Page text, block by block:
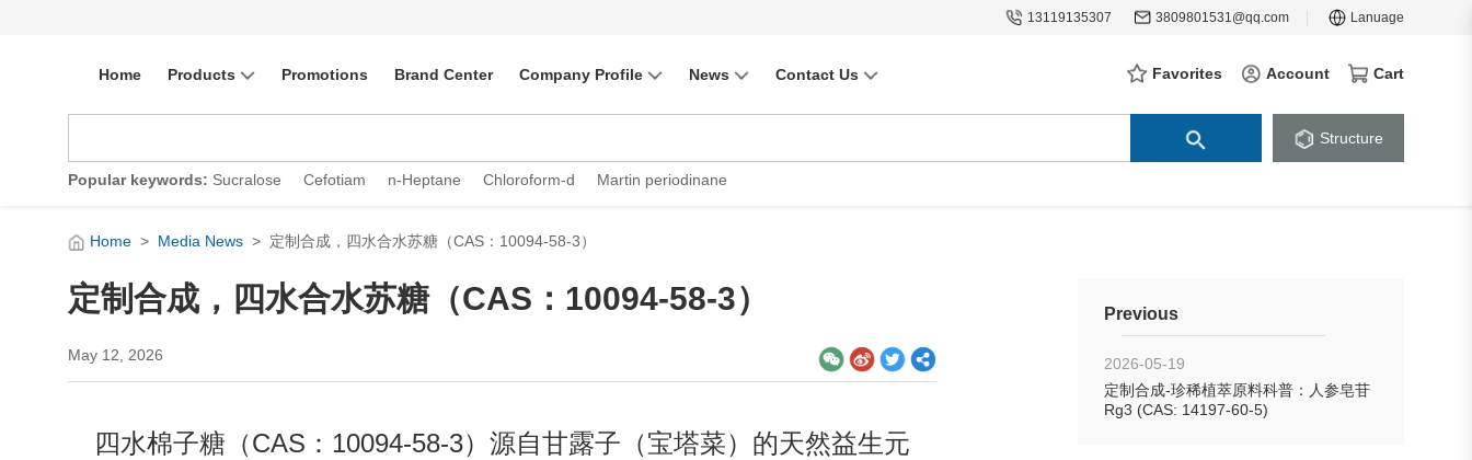
Lanuage
13119135307 3809801531@qq.com
Home Products Promotions Brand Center Company Profile News Contact Us Favorites Account Cart
Structure
Popular keywords: Sucralose Cefotiam n-Heptane Chloroform-d Martin periodinane
Home > Media News > 定制合成，四水合水苏糖（CAS：10094-58-3）
定制合成，四水合水苏糖（CAS：10094-58-3）
May 12, 2026
四水棉子糖（CAS：10094-58-3）源自甘露子（宝塔菜）的天然益生元
Previous
2026-05-19
定制合成-珍稀植萃原料科普：人参皂苷
Rg3 (CAS: 14197-60-5)